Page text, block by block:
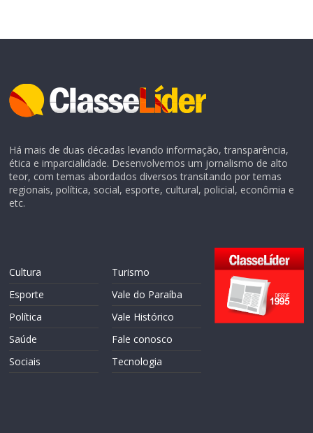
Há mais de duas décadas levando informação, transparência,
ética e imparcialidade. Desenvolvemos um jornalismo de alto
teor, com temas abordados diversos transitando por temas
regionais, política, social, esporte, cultural, policial, econômia e
etc.
Cultura
Esporte
Política
Saúde
Sociais
Turismo
Vale do Paraíba
Vale Histórico
Fale conosco
Tecnologia